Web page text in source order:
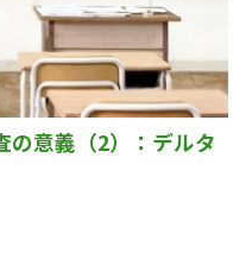
の意義（2）：デルタ